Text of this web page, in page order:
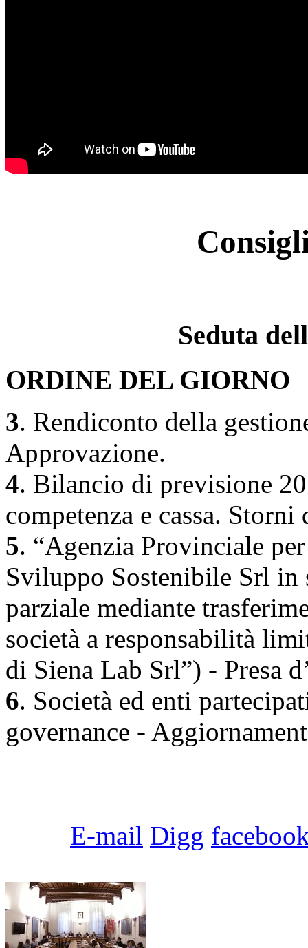
Seduta
ORDINE DEL GIORNO
3. Rendiconto della
Approvazione.
4. Bilancio di previsione
competenza e cassa.
5. “Agenzia Provinciale
Sviluppo Sostenibile Srl in
parziale mediante
società a responsabilità
di Siena Lab Srl”) - Presa
6. Società ed enti
governance -
E-mail Digg